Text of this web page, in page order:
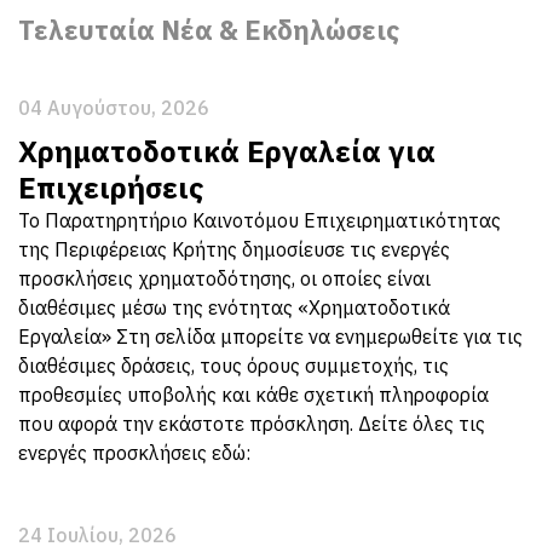
Τελευταία Νέα & Εκδηλώσεις
04 Αυγούστου, 2026
Χρηματοδοτικά Εργαλεία για
Επιχειρήσεις
Το Παρατηρητήριο Καινοτόμου Επιχειρηματικότητας
της Περιφέρειας Κρήτης δημοσίευσε τις ενεργές
προσκλήσεις χρηματοδότησης, οι οποίες είναι
διαθέσιμες μέσω της ενότητας «Χρηματοδοτικά
Εργαλεία» Στη σελίδα μπορείτε να ενημερωθείτε για τις
διαθέσιμες δράσεις, τους όρους συμμετοχής, τις
προθεσμίες υποβολής και κάθε σχετική πληροφορία
που αφορά την εκάστοτε πρόσκληση. Δείτε όλες τις
ενεργές προσκλήσεις εδώ:
24 Ιουλίου, 2026